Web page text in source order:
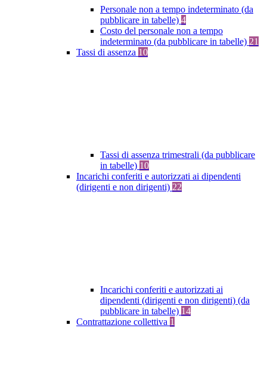
Personale non a tempo indeterminato (da
pubblicare in tabelle) 4
Costo del personale non a tempo
indeterminato (da pubblicare in tabelle) 21
Tassi di assenza 10
Tassi di assenza trimestrali (da pubblicare
in tabelle) 10
Incarichi conferiti e autorizzati ai dipendenti
(dirigenti e non dirigenti) 22
Incarichi conferiti e autorizzati ai
dipendenti (dirigenti e non dirigenti) (da
pubblicare in tabelle) 14
Contrattazione collettiva 1